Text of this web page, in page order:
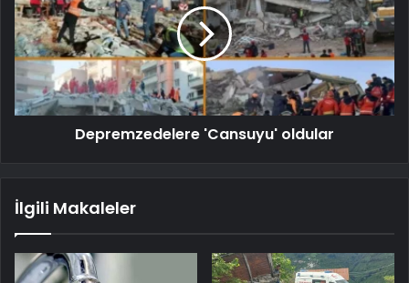
Depremzedelere 'Cansuyu' oldular
İlgili Makaleler